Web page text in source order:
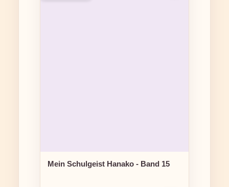
Mein Schulgeist Hanako - Band 15